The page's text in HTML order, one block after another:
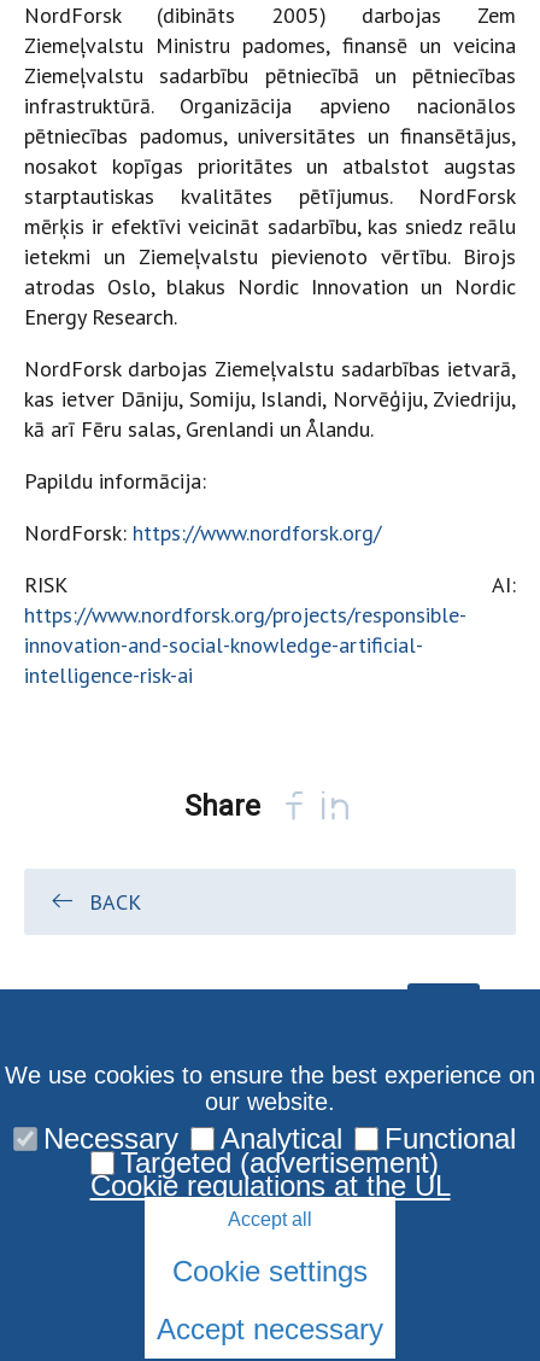
NordForsk (dibināts 2005) darbojas Zem
Ziemeļvalstu Ministru padomes, finansē un veicina
Ziemeļvalstu sadarbību pētniecībā un pētniecības
infrastruktūrā. Organizācija apvieno nacionālos
pētniecības padomus, universitātes un finansētājus,
nosakot kopīgas prioritātes un atbalstot augstas
starptautiskas kvalitātes pētījumus. NordForsk
mērķis ir efektīvi veicināt sadarbību, kas sniedz reālu
ietekmi un Ziemeļvalstu pievienoto vērtību. Birojs
atrodas Oslo, blakus Nordic Innovation un Nordic
Energy Research.
NordForsk darbojas Ziemeļvalstu sadarbības ietvarā,
kas ietver Dāniju, Somiju, Islandi, Norvēģiju, Zviedriju,
kā arī Fēru salas, Grenlandi un Ålandu.
Papildu informācija:
NordForsk: https://www.nordforsk.org/
RISK AI:
https://www.nordforsk.org/projects/responsible-
innovation-and-social-knowledge-artificial-
intelligence-risk-ai
Share
BACK
We use cookies to ensure the best experience on
our website.
Necessary Analytical Functional
Targeted (advertisement)
Cookie regulations at the UL
Accept all
Cookie settings
Accept necessary